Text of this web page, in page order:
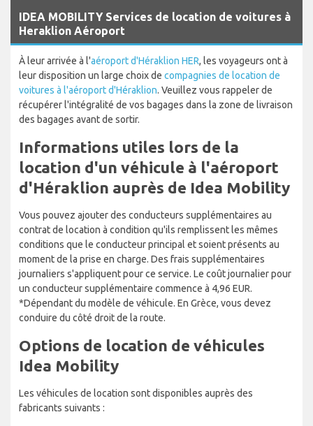
IDEA MOBILITY Services de location de voitures à
Heraklion Aéroport
À leur arrivée à l'aéroport d'Héraklion HER, les voyageurs ont à
leur disposition un large choix de compagnies de location de
voitures à l'aéroport d'Héraklion. Veuillez vous rappeler de
récupérer l'intégralité de vos bagages dans la zone de livraison
des bagages avant de sortir.
Informations utiles lors de la
location d'un véhicule à l'aéroport
d'Héraklion auprès de Idea Mobility
Vous pouvez ajouter des conducteurs supplémentaires au
contrat de location à condition qu'ils remplissent les mêmes
conditions que le conducteur principal et soient présents au
moment de la prise en charge. Des frais supplémentaires
journaliers s'appliquent pour ce service. Le coût journalier pour
un conducteur supplémentaire commence à 4,96 EUR.
*Dépendant du modèle de véhicule. En Grèce, vous devez
conduire du côté droit de la route.
Options de location de véhicules
Idea Mobility
Les véhicules de location sont disponibles auprès des
fabricants suivants :